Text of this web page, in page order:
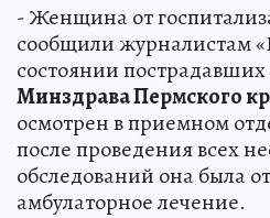
- Женщина от
сообщили журналистам
состоянии пострадавших
Минздрава Пермского
осмотрен в приемном
после проведения всех
обследований она была
амбулаторное лечение.